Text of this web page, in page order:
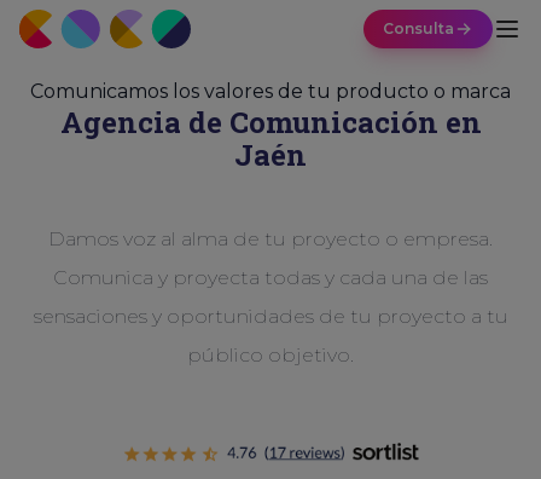
Consulta
Comunicamos los valores de tu producto o marca
Agencia de Comunicación en
Jaén
Damos voz al alma de tu proyecto o empresa.
Comunica y proyecta todas y cada una de las
sensaciones y oportunidades de tu proyecto a tu
público objetivo.